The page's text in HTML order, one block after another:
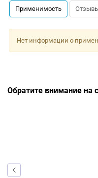
Применимость
Нет информации о
Обратите внимание на